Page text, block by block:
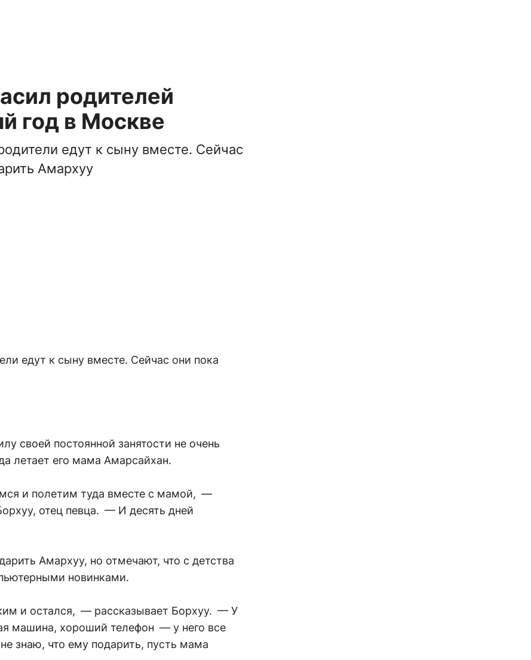
родителей
год в Москве
едут к сыну вместе. Сейчас
Амархуу
едут к сыну вместе. Сейчас они пока
своей постоянной занятости не очень
летает его мама Амарсайхан.
и полетим туда вместе с мамой, —
отец певца. — И десять дней
Амархуу, но отмечают, что с детства
новинками.
и остался, — рассказывает Борхуу. — У
машина, хороший телефон — у него все
знаю, что ему подарить, пусть мама